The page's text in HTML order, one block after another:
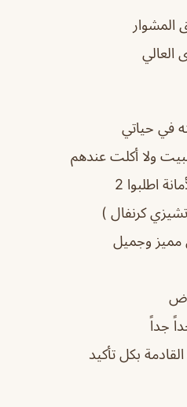
المشوار
العالي
في حياتي
ولا أكلت عندهم
اطلبوا 2
كرنفال )
مميز وجميل
جداً
بكل تأكيد